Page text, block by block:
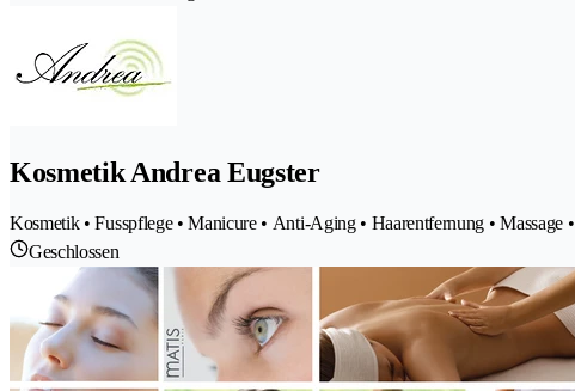
Kosmetik Andrea Eugster
Kosmetik • Fusspflege • Manicure • Anti-Aging • Haarentfernung • Massage
Geschlossen